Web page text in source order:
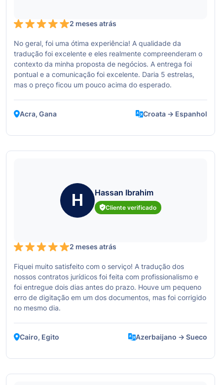
2 meses atrás
No geral, foi uma ótima experiência! A qualidade da
tradução foi excelente e eles realmente compreenderam o
contexto da minha proposta de negócios. A entrega foi
pontual e a comunicação foi excelente. Daria 5 estrelas,
mas o preço ficou um pouco acima do esperado.
Acra, Gana Croata → Espanhol
H Hassan Ibrahim
Cliente verificado
2 meses atrás
Fiquei muito satisfeito com o serviço! A tradução dos
nossos contratos jurídicos foi feita com profissionalismo e
foi entregue dois dias antes do prazo. Houve um pequeno
erro de digitação em um dos documentos, mas foi corrigido
no mesmo dia.
Cairo, Egito Azerbaijano → Sueco